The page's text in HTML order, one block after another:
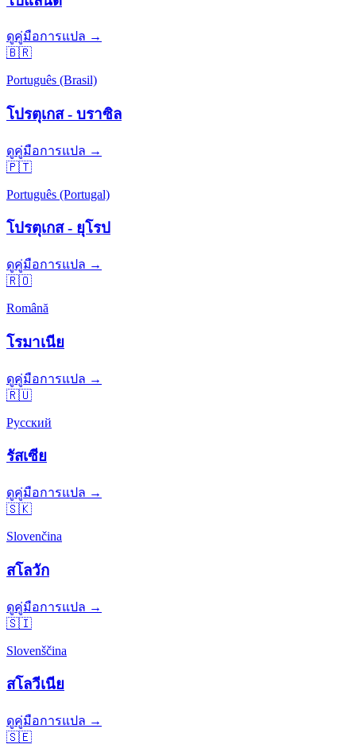
ดูคู่มือการแปล →
🇧🇷
Português (Brasil)
โปรตุเกส - บราซิล
ดูคู่มือการแปล →
🇵🇹
Português (Portugal)
โปรตุเกส - ยุโรป
ดูคู่มือการแปล →
🇷🇴
Română
โรมาเนีย
ดูคู่มือการแปล →
🇷🇺
Русский
รัสเซีย
ดูคู่มือการแปล →
🇸🇰
Slovenčina
สโลวัก
ดูคู่มือการแปล →
🇸🇮
Slovenščina
สโลวีเนีย
ดูคู่มือการแปล →
🇸🇪